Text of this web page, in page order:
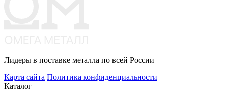
Лидеры в поставке металла по всей России
Карта сайта Политика конфиденциальности
Каталог